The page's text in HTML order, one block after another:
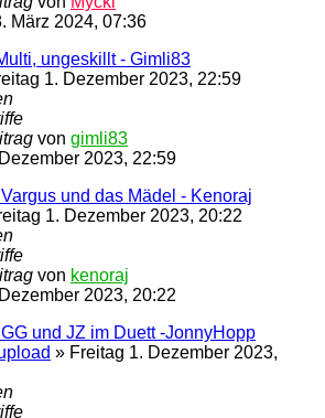
März 2024, 07:36
ungeskillt - Gimli83
1. Dezember 2023, 22:59
von gimli83
2023, 22:59
und das Mädel - Kenoraj
1. Dezember 2023, 20:22
von kenoraj
2023, 20:22
und JZ im Duett -JonnyHopp
» Freitag 1. Dezember 2023,